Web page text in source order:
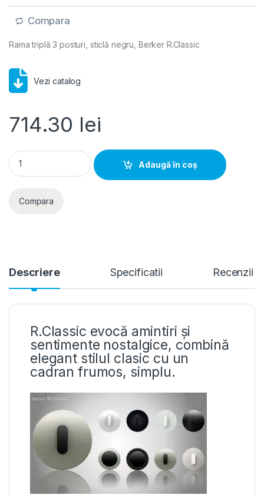
Compara
Rama triplă 3 posturi, sticlă negru, Berker R.Classic
Vezi catalog
714.30 lei
Ramă 3 aparate sticlă negru, Berker R.Classic | WLD9300GB
Adaugă în coș
Compara
Descriere Specificatii Recenzii
R.Classic evocă amintiri și
sentimente nostalgice, combină
elegant stilul clasic cu un
cadran frumos, simplu.